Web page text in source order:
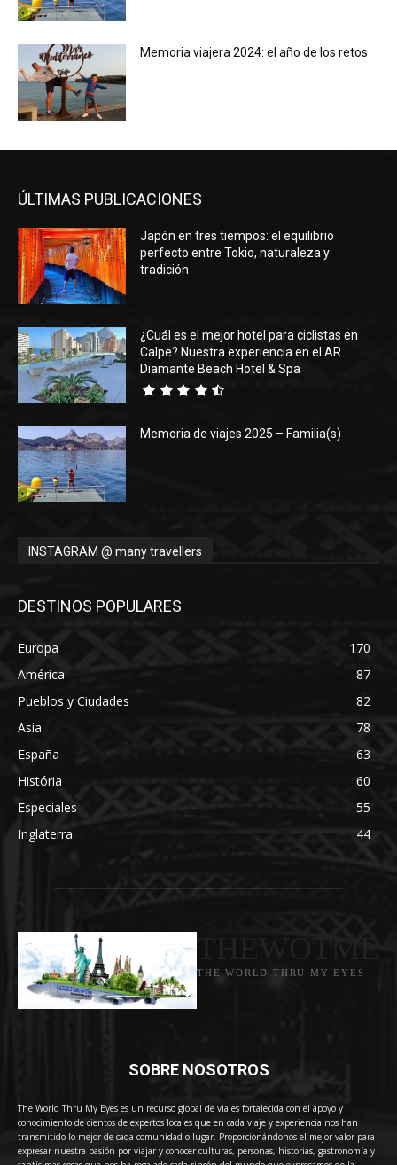
Memoria viajera 2024: el año de los retos
ÚLTIMAS PUBLICACIONES
Japón en tres tiempos: el equilibrio
perfecto entre Tokio, naturaleza y
tradición
¿Cuál es el mejor hotel para ciclistas en
Calpe? Nuestra experiencia en el AR
Diamante Beach Hotel & Spa
Memoria de viajes 2025 – Familia(s)
INSTAGRAM @ many travellers
DESTINOS POPULARES
Europa
170
América
87
Pueblos y Ciudades
82
Asia
78
España
63
História
60
Especiales
55
Inglaterra
44
THE WORLD THRU MY EYES
SOBRE NOSOTROS
The World Thru My Eyes es un recurso global de viajes fortalecida con el apoyo y
conocimiento de cientos de expertos locales que en cada viaje y experiencia nos han
transmitido lo mejor de cada comunidad o lugar. Proporcionándonos el mejor valor para
expresar nuestra pasión por viajar y conocer culturas, personas, historias, gastronomía y